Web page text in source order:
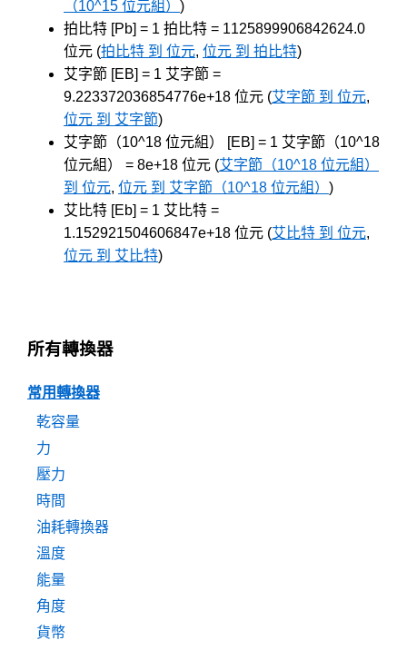
（10^15 位元組） )
拍比特 [Pb] = 1 拍比特 = 1125899906842624.0
位元 (拍比特 到 位元, 位元 到 拍比特)
艾字節 [EB] = 1 艾字節 =
9.223372036854776e+18 位元 (艾字節 到 位元,
位元 到 艾字節)
艾字節（10^18 位元組） [EB] = 1 艾字節（10^18
位元組） = 8e+18 位元 (艾字節（10^18 位元組）
到 位元, 位元 到 艾字節（10^18 位元組） )
艾比特 [Eb] = 1 艾比特 =
1.152921504606847e+18 位元 (艾比特 到 位元,
位元 到 艾比特)
所有轉換器
常用轉換器
乾容量
力
壓力
時間
油耗轉換器
溫度
能量
角度
貨幣